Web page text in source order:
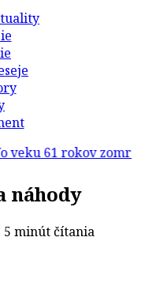
61 rokov zomrel
náhody
minút čítania